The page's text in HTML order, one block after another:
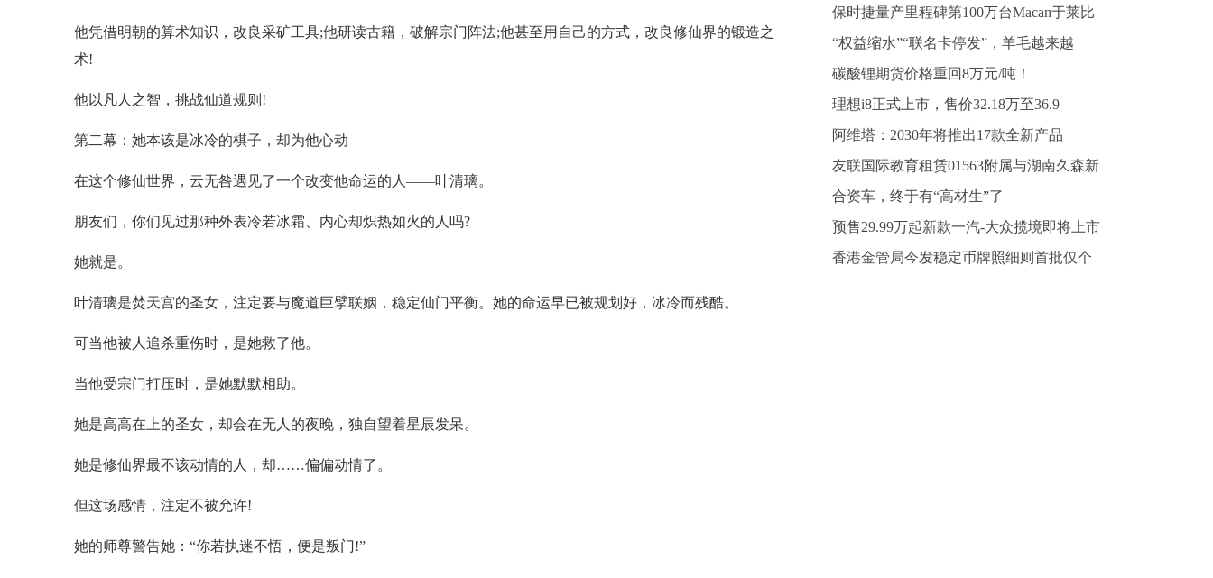
他凭借明朝的算术知识，改良采矿工具;他研读古籍，破解宗门阵法;他甚至用自己的方式，改良修仙界的锻造之
术!
他以凡人之智，挑战仙道规则!
第二幕：她本该是冰冷的棋子，却为他心动
在这个修仙世界，云无咎遇见了一个改变他命运的人——叶清璃。
朋友们，你们见过那种外表冷若冰霜、内心却炽热如火的人吗?
她就是。
叶清璃是焚天宫的圣女，注定要与魔道巨擘联姻，稳定仙门平衡。她的命运早已被规划好，冰冷而残酷。
可当他被人追杀重伤时，是她救了他。
当他受宗门打压时，是她默默相助。
她是高高在上的圣女，却会在无人的夜晚，独自望着星辰发呆。
她是修仙界最不该动情的人，却……偏偏动情了。
但这场感情，注定不被允许!
她的师尊警告她：“你若执迷不悟，便是叛门!”
全场
保时捷量产里程碑第100万台Macan于莱比
“权益缩水”“联名卡停发”，羊毛越来越
难“薅
碳酸锂期货价格重回8万元/吨！
理想i8正式上市，售价32.18万至36.9
阿维塔：2030年将推出17款全新产品
友联国际教育租赁01563附属与湖南久森新
能
合资车，终于有“高材生”了
预售29.99万起新款一汽-大众揽境即将上市
香港金管局今发稳定币牌照细则首批仅个